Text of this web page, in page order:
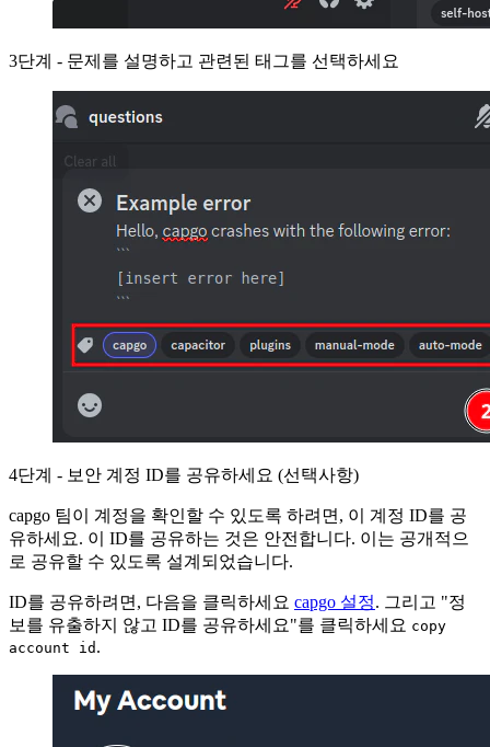
3단계 - 문제를 설명하고 관련된 태그를 선택하세요
4단계 - 보안 계정 ID를 공유하세요 (선택사항)
capgo 팀이 계정을 확인할 수 있도록 하려면, 이 계정 ID를 공
유하세요. 이 ID를 공유하는 것은 안전합니다. 이는 공개적으
로 공유할 수 있도록 설계되었습니다.
ID를 공유하려면, 다음을 클릭하세요 capgo 설정. 그리고 "정
보를 유출하지 않고 ID를 공유하세요"를 클릭하세요 copy
account id .